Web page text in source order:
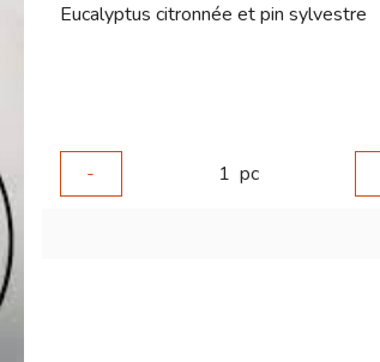
Eucalyptus citronnée et pin sylvestre
-
1 pc